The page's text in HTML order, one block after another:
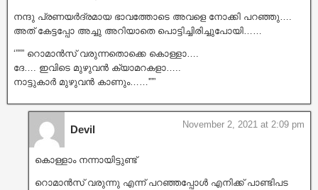
നന്ദു പ്രണയർദ്രമായ ഭാവത്തോടെ അവളെ നോക്കി പറഞ്ഞു….
അത് കേട്ടപ്പോ അച്ചു അറിയാതെ പൊട്ടിച്ചിരിച്ചുപോയി……
‘””” റൊമാൻസ് വരുന്നതൊക്കെ കൊള്ളാ….
ദേ…. ഇവിടെ മുഴുവൻ ക്യാമറകളാ…..
നാട്ടുകാർ മുഴുവൻ കാണും……'””
Devil November 2, 2021 at 2:09 pm
കൊള്ളാം നന്നായിട്ടുണ്ട്
റൊമാൻസ് വരുന്നു എന്ന് പറഞ്ഞപ്പോൾ എനിക്ക് പാണ്ടിപട